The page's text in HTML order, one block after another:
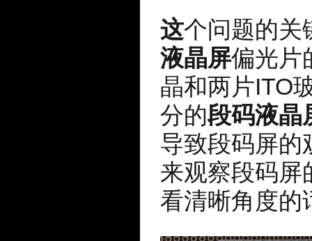
这个问题的关
液晶屏偏光片
晶和两片ITO
分的段码液晶
导致段码屏的
来观察段码屏
看清晰角度的